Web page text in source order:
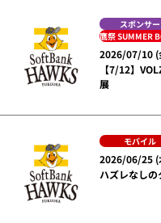
スポンサー
鷹祭 SUMMER
2026/07/10 (
【7/12】
展
モバイル
2026/06/25 (
ハズレなし